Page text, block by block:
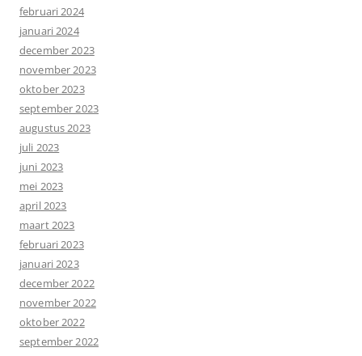
februari 2024
januari 2024
december 2023
november 2023
oktober 2023
september 2023
augustus 2023
juli 2023
juni 2023
mei 2023
april 2023
maart 2023
februari 2023
januari 2023
december 2022
november 2022
oktober 2022
september 2022